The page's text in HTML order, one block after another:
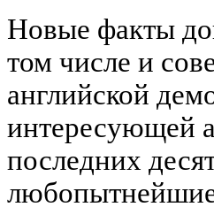
Новые факты
том числе и
английской
интересующей
последних